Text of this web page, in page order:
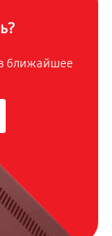
ближайшее